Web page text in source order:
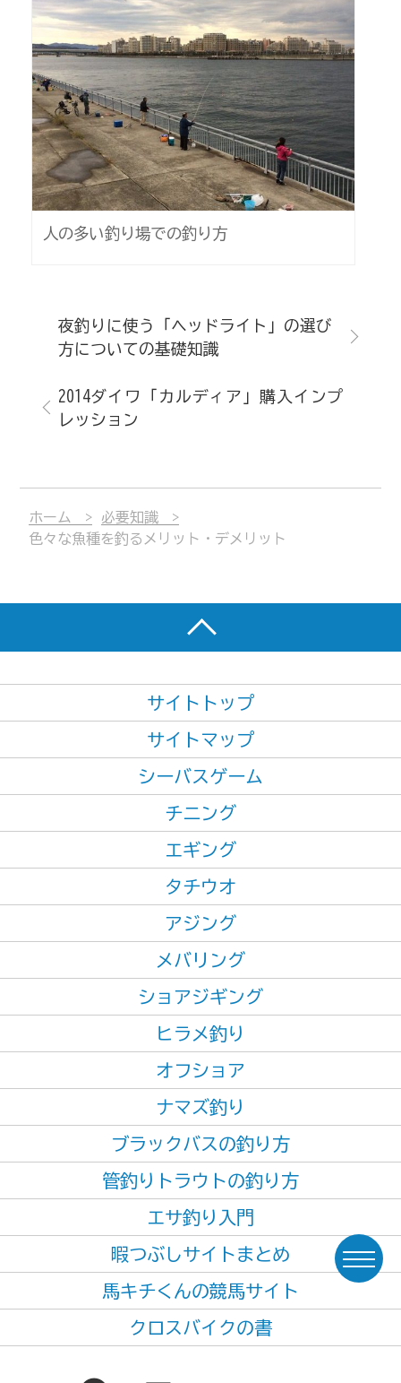
人の多い釣り場での釣り方
2014ダイワ「カルディア」購入インプ
レッション
夜釣りに使う「ヘッドライト」の選び
方についての基礎知識
ホーム
必要知識
色々な魚種を釣るメリット・デメリット
サイトトップ
サイトマップ
シーバスゲーム
チニング
エギング
タチウオ
アジング
メバリング
ショアジギング
ヒラメ釣り
オフショア
ナマズ釣り
ブラックバスの釣り方
管釣りトラウトの釣り方
エサ釣り入門
暇つぶしサイトまとめ
馬キチくんの競馬サイト
クロスバイクの書